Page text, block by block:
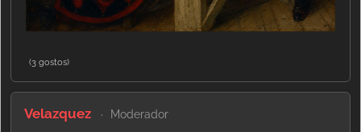
(3 gostos)
Velazquez Moderador